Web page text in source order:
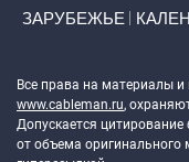
ЗАРУБЕЖЬЕ
Все права на материалы и
www.cableman.ru,
Допускается цитирование
от объема оригинального